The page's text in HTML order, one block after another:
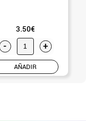
3.50€
- +
AÑADIR